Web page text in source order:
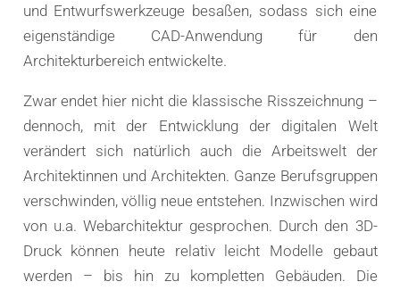
und Entwurfswerkzeuge besaßen, sodass sich eine
eigenständige CAD-Anwendung für den
Architekturbereich entwickelte.
Zwar endet hier nicht die klassische Risszeichnung –
dennoch, mit der Entwicklung der digitalen Welt
verändert sich natürlich auch die Arbeitswelt der
Architektinnen und Architekten. Ganze Berufsgruppen
verschwinden, völlig neue entstehen. Inzwischen wird
von u.a. Webarchitektur gesprochen. Durch den 3D-
Druck können heute relativ leicht Modelle gebaut
werden – bis hin zu kompletten Gebäuden. Die